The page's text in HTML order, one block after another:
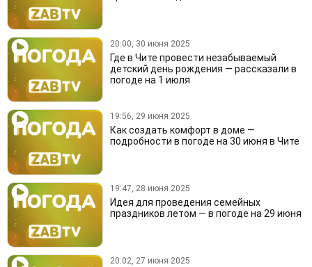
20:00, 30 июня 2025
Где в Чите провести незабываемый
детский день рождения — рассказали в
погоде на 1 июля
19:56, 29 июня 2025
Как создать комфорт в доме —
подробности в погоде на 30 июня в Чите
19:47, 28 июня 2025
Идея для проведения семейных
праздников летом — в погоде на 29 июня
20:02, 27 июня 2025